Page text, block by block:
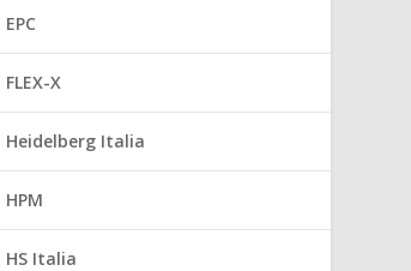
EPC
FLEX-X
Heidelberg Italia
HPM
HS Italia